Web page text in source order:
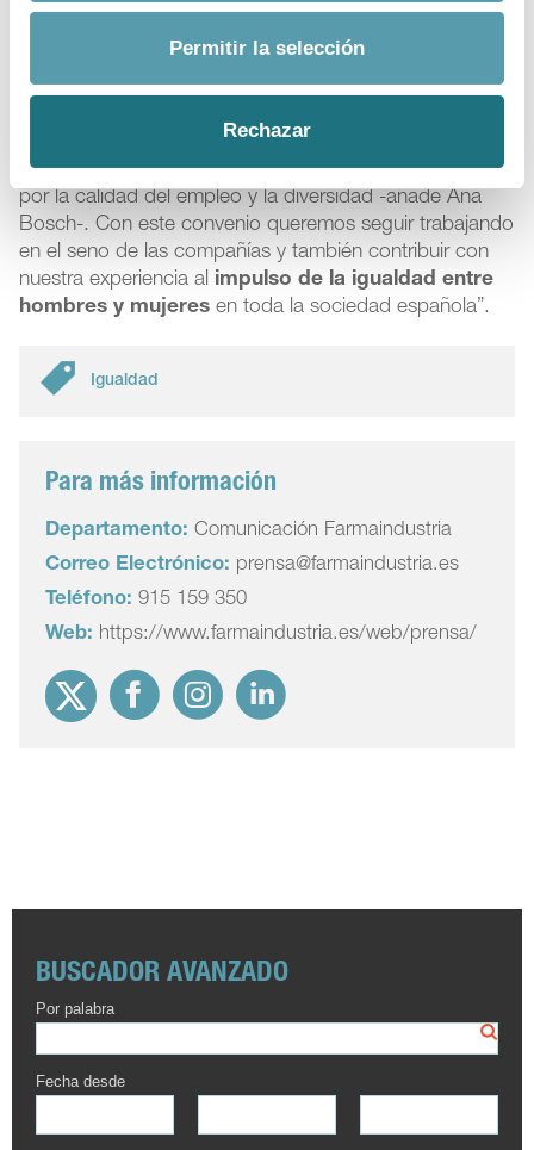
Permitir la selección
Rechazar
compartir experiencias y recursospotenciando y
seguir avanzando”.
igualdad es fruto de un compromiso a largo plazo
de las compañías,que se suma a la fuerte apuesta
por la calidad del empleo y la diversidad -añade Ana
Bosch-. Con este convenio queremos seguir trabajando
en el seno de las compañías y también contribuir con
nuestra experiencia al impulso de la igualdad entre
hombres y mujeres en toda la sociedad española”.
Igualdad
Para más información
Departamento: Comunicación Farmaindustria
Correo Electrónico: prensa@farmaindustria.es
Teléfono: 915 159 350
Web: https://www.farmaindustria.es/web/prensa/
BUSCADOR AVANZADO
Por palabra
Fecha desde